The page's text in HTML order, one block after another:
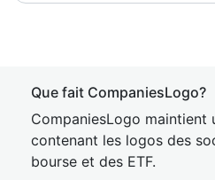
Que fait CompaniesLogo?
CompaniesLogo maintient
contenant les logos des
bourse et des ETF.